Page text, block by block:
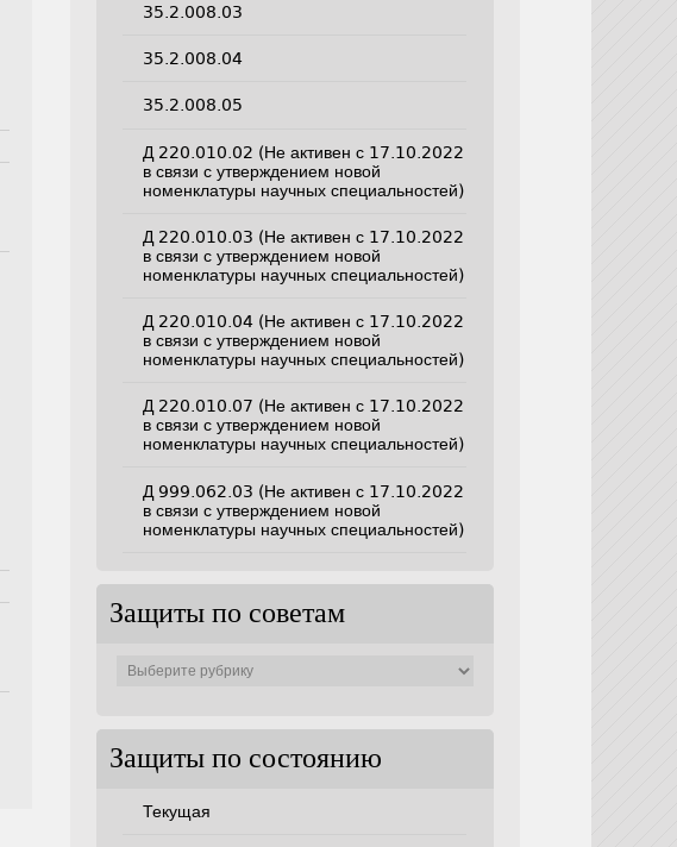
35.2.008.03
35.2.008.04
35.2.008.05
Д 220.010.02 (Не активен с 17.10.2022
в связи с утверждением новой
номенклатуры научных специальностей)
Д 220.010.03 (Не активен с 17.10.2022
в связи с утверждением новой
номенклатуры научных специальностей)
Д 220.010.04 (Не активен с 17.10.2022
в связи с утверждением новой
номенклатуры научных специальностей)
Д 220.010.07 (Не активен с 17.10.2022
в связи с утверждением новой
номенклатуры научных специальностей)
Д 999.062.03 (Не активен с 17.10.2022
в связи с утверждением новой
номенклатуры научных специальностей)
Защиты по советам
Защиты по состоянию
Текущая